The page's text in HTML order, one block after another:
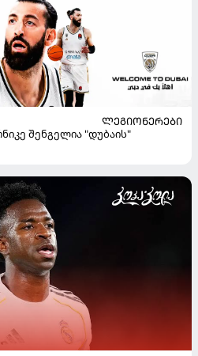
ᲚᲔᲒᲘᲝᲜᲔᲠᲔᲑᲘ
შენგელია "დუბაის"